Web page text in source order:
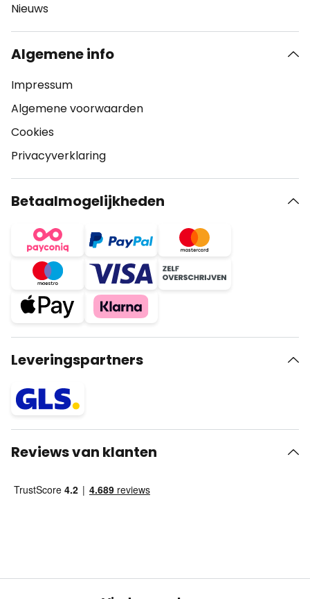
Nieuws
Algemene info
Impressum
Algemene voorwaarden
Cookies
Privacyverklaring
Betaalmogelijkheden
Leveringspartners
Reviews van klanten